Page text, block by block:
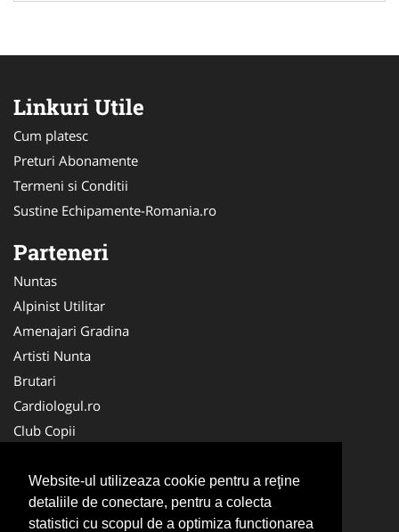
Website-ul utilizeaza cookie pentru a reţine
detaliile de conectare, pentru a colecta
statistici cu scopul de a optimiza functionarea
Linkuri Utile
Cum platesc
Preturi Abonamente
Termeni si Conditii
Sustine Echipamente-Romania.ro
Parteneri
Nuntas
Alpinist Utilitar
Amenajari Gradina
Artisti Nunta
Brutari
Cardiologul.ro
Club Copii
Ambalaje Romania
Cabinet-Individual.ro